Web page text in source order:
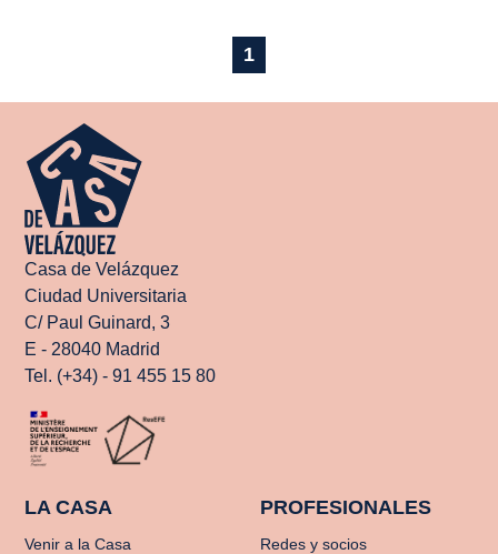
1
Casa de Velázquez
Ciudad Universitaria
C/ Paul Guinard, 3
E - 28040 Madrid
Tel. (+34) - 91 455 15 80
LA CASA
Venir a la Casa
PROFESIONALES
Redes y socios